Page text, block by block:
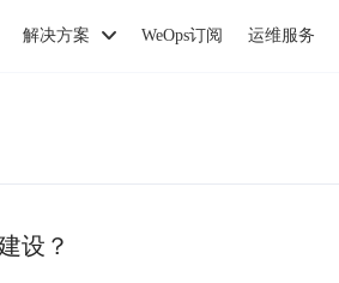
解决方案 WeOps订阅 运维服务
设？